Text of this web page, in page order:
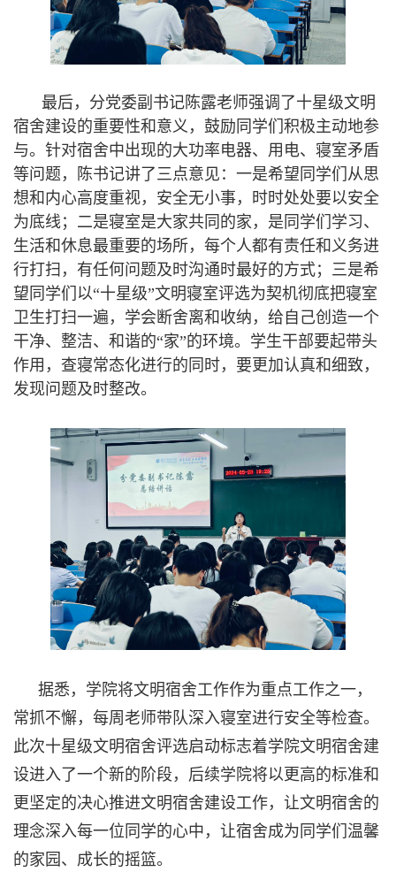
最后，分党委副书记陈露老师强调了十星级文明
宿舍建设的重要性和意义，鼓励同学们积极主动地参
与。针对宿舍中出现的大功率电器、用电、寝室矛盾
等问题，陈书记讲了三点意见：一是希望同学们从思
想和内心高度重视，安全无小事，时时处处要以安全
为底线；二是寝室是大家共同的家，是同学们学习、
生活和休息最重要的场所，每个人都有责任和义务进
行打扫，有任何问题及时沟通时最好的方式；三是希
望同学们以“十星级”文明寝室评选为契机彻底把寝室
卫生打扫一遍，学会断舍离和收纳，给自己创造一个
干净、整洁、和谐的“家”的环境。学生干部要起带头
作用，查寝常态化进行的同时，要更加认真和细致，
发现问题及时整改。
据悉，学院将文明宿舍工作作为重点工作之一，
常抓不懈，每周老师带队深入寝室进行安全等检查。
此次十星级文明宿舍评选启动标志着学院文明宿舍建
设进入了一个新的阶段，后续学院将以更高的标准和
更坚定的决心推进文明宿舍建设工作，让文明宿舍的
理念深入每一位同学的心中，让宿舍成为同学们温馨
的家园、成长的摇篮。